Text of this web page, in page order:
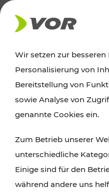
AKTUELLES
Ausflugstipps
Wien, Niederösterreich
Wanderungen, Kultur
Radtouren oder purer
Attraktionen sind mit
Angeboten des VOR gut
Wir setzen zur
Personalisierung von
Bereitstellung von
sowie Analyse von
genannte Cookies ein.
Zum Betrieb unserer
unterschiedliche
Einige sind für den
während andere uns